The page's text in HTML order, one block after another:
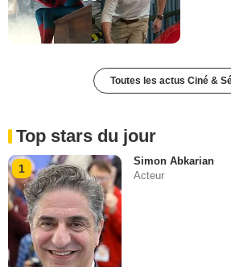
Toutes les actus Ciné &
Top stars du jour
1
Simon Abkarian
Acteur